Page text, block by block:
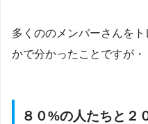
多くののメンバーさんを
かで分かったことですが・
８０%の人たちと２